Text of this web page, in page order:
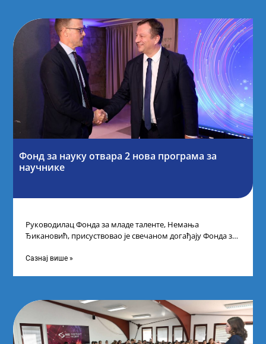
Фонд за науку отвара 2 нова програма за
научнике
Руководилац Фонда за младе таленте, Немања
Ђикановић, присуствовао је свечаном догађају Фонда за
Сазнај више »